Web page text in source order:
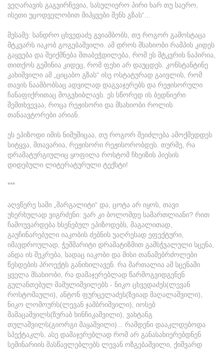
ვეღარავის გაგვირჩევია, სასულიერო პირი ხარ თუ საერო,
ისეთი უცოდველობით მიჰყვები შენს გზას“...
მესამე: სანდრო ცხვედაძე გვიამბობს, თუ როგორ გამოსტაცა
მტკვარს იაკობ გოგებაშვილი. ამ დროს მსახიობი რამპის კიდეს
გაყვება და შეიქმნება შთაბეჭდილება, რომ ეს მტკვრის ნაპირია,
თითქოს გეშინია კიდეც, რომ ფეხი არ დაუცდეს. კონსტანტინე
კახიშვილი ამ „ციცაბო გზას“ ისე ოსტატურად გაივლის, რომ
თავის ნაამბობსაც ადვილად დაგვაჯერებს და რეჟისორული
ჩანაფიქრითაც მოგვხიბლავს. ეს სწორედ ის ბედნიერი
შემთხვევაა, როცა რეჟისორი და მსახიობი როლის
თანაავტორები არიან.
ეს ეპიზოდი იმის ნიმუშიცაა, თუ როგორ შეიძლება ამოქმედდეს
სიტყვა, მთავარია, რეჟისორი რეჟისორობდეს. თურმე, რა
დრამატურგიულიც ყოფილა როსტომ ჩხეიზის პიესის
დიდებული ლიტერატურული ტექსტი!
***
აღვწერე სამი „მარგალიტი“ და, ცოტა არ იყოს, თავი
უხერხულად ვიგრძენი: ვარ კი ბოლომდე სამართლიანი? რით
ჩამოუვარდება ხსენებულ ეპიზოდებს, მაგალითად,
გაუჩინარებული იაკობის ძებნის უაღრესად ეფექტური,
იმავდროულად, ჭეშმარიტი დრამატიზმით გამსჭვალული სცენა,
ანდა ის შეკრება, სადაც იაკობი და მისი თანამებრძოლები
წესდების პროექტს განიხილავენ. რა მართალია ამ სცენაში
ყველა მსახიობი, რა დამაჯერებლად წარმოგვიდგენენ
გულანთებულ მამულიშვილებს - ნიკო ცხვედაძეს(ლევან
როსტომაული), ანტონ ფურცელაძეს(ზვიად მაღალაშვილი),
ნიკო ლომოურს(ლევან ჯამბრიშვილი), იოსებ
მამაცაშვილს(ზურაბ ხინჩიკაშვილი), ვახტანგ
თულაშვილს(გიორგი მაყაშვილი)... რამდენი დააკლდებოდა
სპექტაკლს, ასე დამაჯერებლად რომ არ განასახიერებდნენ
სემინარიის მასწავლებლებს ლევან ოზგებაშვილი, ქიშვარდ